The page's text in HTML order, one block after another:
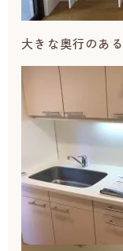
大きな奥行のあ